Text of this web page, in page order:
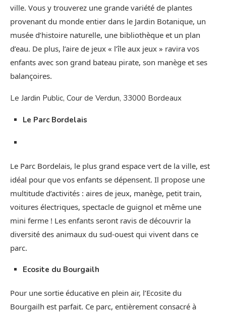
ville. Vous y trouverez une grande variété de plantes
provenant du monde entier dans le Jardin Botanique, un
musée d’histoire naturelle, une bibliothèque et un plan
d’eau. De plus, l’aire de jeux « l’île aux jeux » ravira vos
enfants avec son grand bateau pirate, son manège et ses
balançoires.
Le Jardin Public, Cour de Verdun, 33000 Bordeaux
Le Parc Bordelais
Le Parc Bordelais, le plus grand espace vert de la ville, est
idéal pour que vos enfants se dépensent. Il propose une
multitude d’activités : aires de jeux, manège, petit train,
voitures électriques, spectacle de guignol et même une
mini ferme ! Les enfants seront ravis de découvrir la
diversité des animaux du sud-ouest qui vivent dans ce
parc.
Ecosite du Bourgailh
Pour une sortie éducative en plein air, l’Ecosite du
Bourgailh est parfait. Ce parc, entièrement consacré à